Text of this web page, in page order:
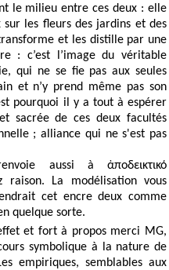
le milieu entre ces deux : elle
les fleurs des jardins et des
et les distille par une
: c’est l’image du véritable
qui ne se fie pas aux seules
et n’y prend même pas son
pourquoi il y a tout à espérer
sacrée de ces deux facultés
; alliance qui ne s'est pas
aussi à ἀποδεικτικό
raison. La modélisation vous
cet encre deux comme
quelque sorte.
et fort à propos merci MG,
symbolique à la nature de
empiriques, semblables aux